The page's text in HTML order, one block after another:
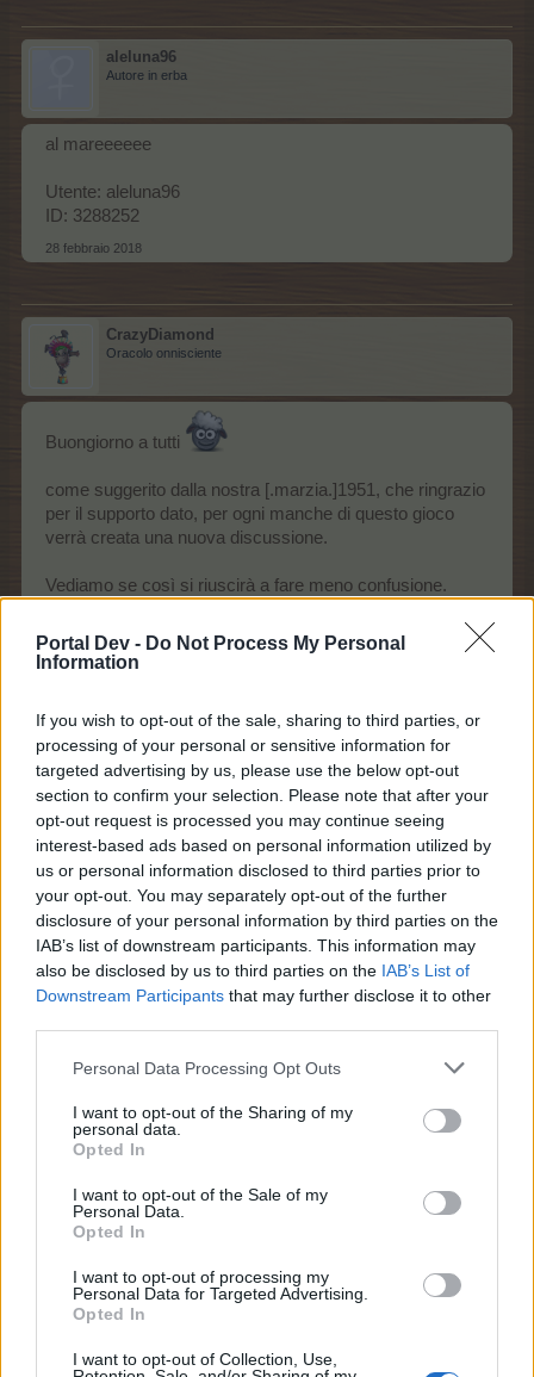
Portal Dev - Do Not Process My Personal
Information
If you wish to opt-out of the sale, sharing to third parties, or
processing of your personal or sensitive information for
targeted advertising by us, please use the below opt-out
section to confirm your selection. Please note that after your
opt-out request is processed you may continue seeing
interest-based ads based on personal information utilized by
us or personal information disclosed to third parties prior to
your opt-out. You may separately opt-out of the further
disclosure of your personal information by third parties on the
IAB’s list of downstream participants. This information may
also be disclosed by us to third parties on the IAB’s List of
Downstream Participants that may further disclose it to other
Personal Data Processing Opt Outs
I want to opt-out of the Sharing of my
personal data.
Opted In
I want to opt-out of the Sale of my
Personal Data.
Opted In
I want to opt-out of processing my
Personal Data for Targeted Advertising.
Opted In
I want to opt-out of Collection, Use,
aleluna96
Autore in erba
al mareeeeee
Utente: aleluna96
ID: 3288252
28 febbraio 2018
CrazyDiamond
Oracolo onnisciente
Buongiorno a tutti
come suggerito dalla nostra [.marzia.]1951, che ringrazio
per il supporto dato, per ogni manche di questo gioco
verrà creata una nuova discussione.
Vediamo se così si riuscirà a fare meno confusione.
Pertanto il primo gioco è stato diviso da questo e chiuso.
post di questa discussione. Vi prego basta col numero
dei coriandoli
Buona giornata a tutti, e appuntamento alle dieci con
l'indizio
Il Vostro Team Farmerama
1 marzo 2018
Amomimellie[.marzia.]1951piace questo elemento.
OcaBisoca
a un piatto di spaghetti
OcaBisoca
ID: 6578542
1 marzo 2018